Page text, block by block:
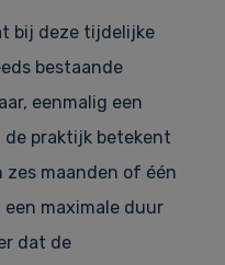
bij deze tijdelijke
bestaande
eenmalig een
praktijk betekent
maanden of één
maximale duur
dat de